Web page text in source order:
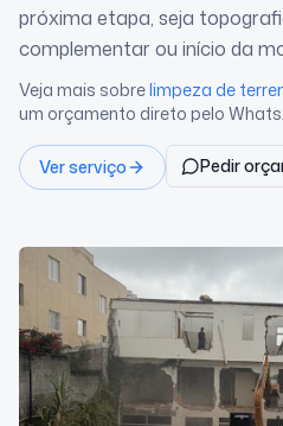
próxima etapa, seja
complementar ou início da
Veja mais sobrelimpeza de
um orçamento direto pelo
Ver serviço Pedir